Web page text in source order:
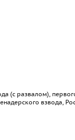
(с развалом),
взвода,